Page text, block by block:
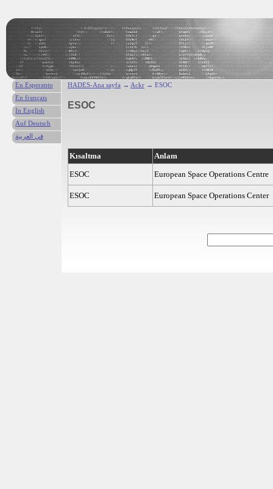
HADES-Ana sayfa → Ackr → ESOC
ESOC
Kısaltma
Anlam
ESOC
European Space Operations Centre
ESOC European Space Operations Center
En Esperanto
En français
In English
Auf Deutsch
في العربية